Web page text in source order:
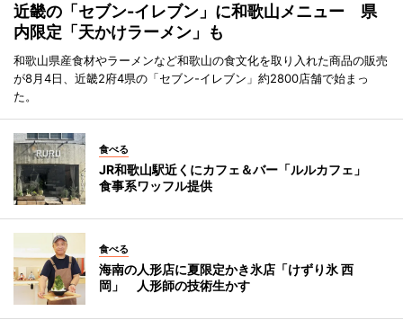
近畿の「セブン-イレブン」に和歌山メニュー 県
内限定「天かけラーメン」も
和歌山県産食材やラーメンなど和歌山の食文化を取り入れた商品の販売
が8月4日、近畿2府4県の「セブン-イレブン」約2800店舗で始まっ
た。
食べる
JR和歌山駅近くにカフェ＆バー「ルルカフェ」
食事系ワッフル提供
食べる
海南の人形店に夏限定かき氷店「けずり氷 西
岡」 人形師の技術生かす